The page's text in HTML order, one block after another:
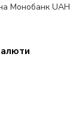
Монобанк UAH